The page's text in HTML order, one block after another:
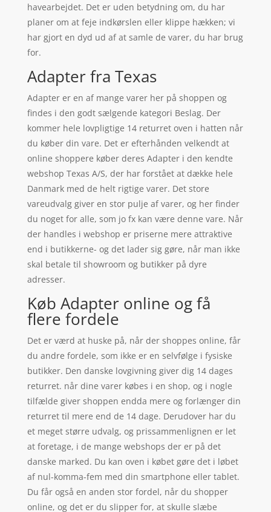
havearbejdet. Det er uden betydning om, du har
planer om at feje indkørslen eller klippe hækken; vi
har gjort en dyd ud af at samle de varer, du har brug
for.
Adapter fra Texas
Adapter er en af mange varer her på shoppen og
findes i den godt sælgende kategori Beslag. Der
kommer hele lovpligtige 14 returret oven i hatten når
du køber din vare. Det er efterhånden velkendt at
online shoppere køber deres Adapter i den kendte
webshop Texas A/S, der har forstået at dække hele
Danmark med de helt rigtige varer. Det store
vareudvalg giver en stor pulje af varer, og her finder
du noget for alle, som jo fx kan være denne vare. Når
der handles i webshop er priserne mere attraktive
end i butikkerne- og det lader sig gøre, når man ikke
skal betale til showroom og butikker på dyre
adresser.
Køb Adapter online og få
flere fordele
Det er værd at huske på, når der shoppes online, får
du andre fordele, som ikke er en selvfølge i fysiske
butikker. Den danske lovgivning giver dig 14 dages
returret. når dine varer købes i en shop, og i nogle
tilfælde giver shoppen endda mere og forlænger din
returret til mere end de 14 dage. Derudover har du
et meget større udvalg, og prissammenlignen er let
at foretage, i de mange webshops der er på det
danske marked. Du kan oven i købet gøre det i løbet
af nul-komma-fem med din smartphone eller tablet.
Du får også en anden stor fordel, når du shopper
online, og det er du slipper for, at skulle slæbe